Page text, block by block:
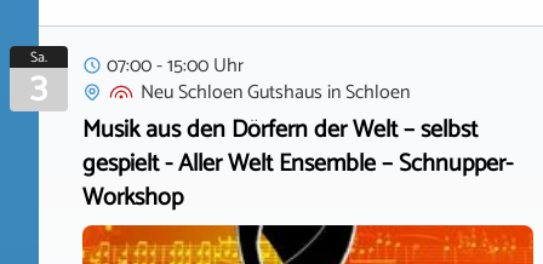
Sa.
3
07:00 - 15:00 Uhr
Neu Schloen Gutshaus inSchloen
Musik aus den Dörfern der Welt – selbst
gespielt - Aller Welt Ensemble – Schnupper-
Workshop